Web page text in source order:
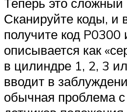
Теперь это сложный
Сканируйте коды, и
получите код
описывается как
в цилиндре 1, 2, 3
вводит в
обычная проблема